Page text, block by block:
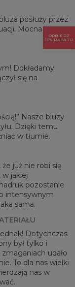
posłuży przez
Mocna i
Dokładamy
się na
Nasze bluzy
Dzięki temu
w tłumie.
już nie robi się
jakiej
pozostanie
intensywnym
sama.
Dotychczas
był tylko i
udało
To dla nas wielki
nas w
ODBIERZ
15% RABATU